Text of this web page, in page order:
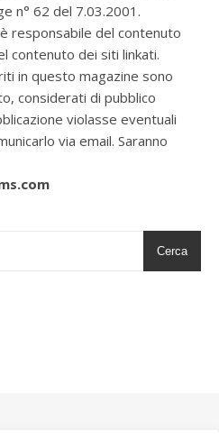
n° 62 del 7.03.2001.
responsabile del contenuto
contenuto dei siti linkati.
in questo magazine sono
considerati di pubblico
violasse eventuali
via email. Saranno
Cerca